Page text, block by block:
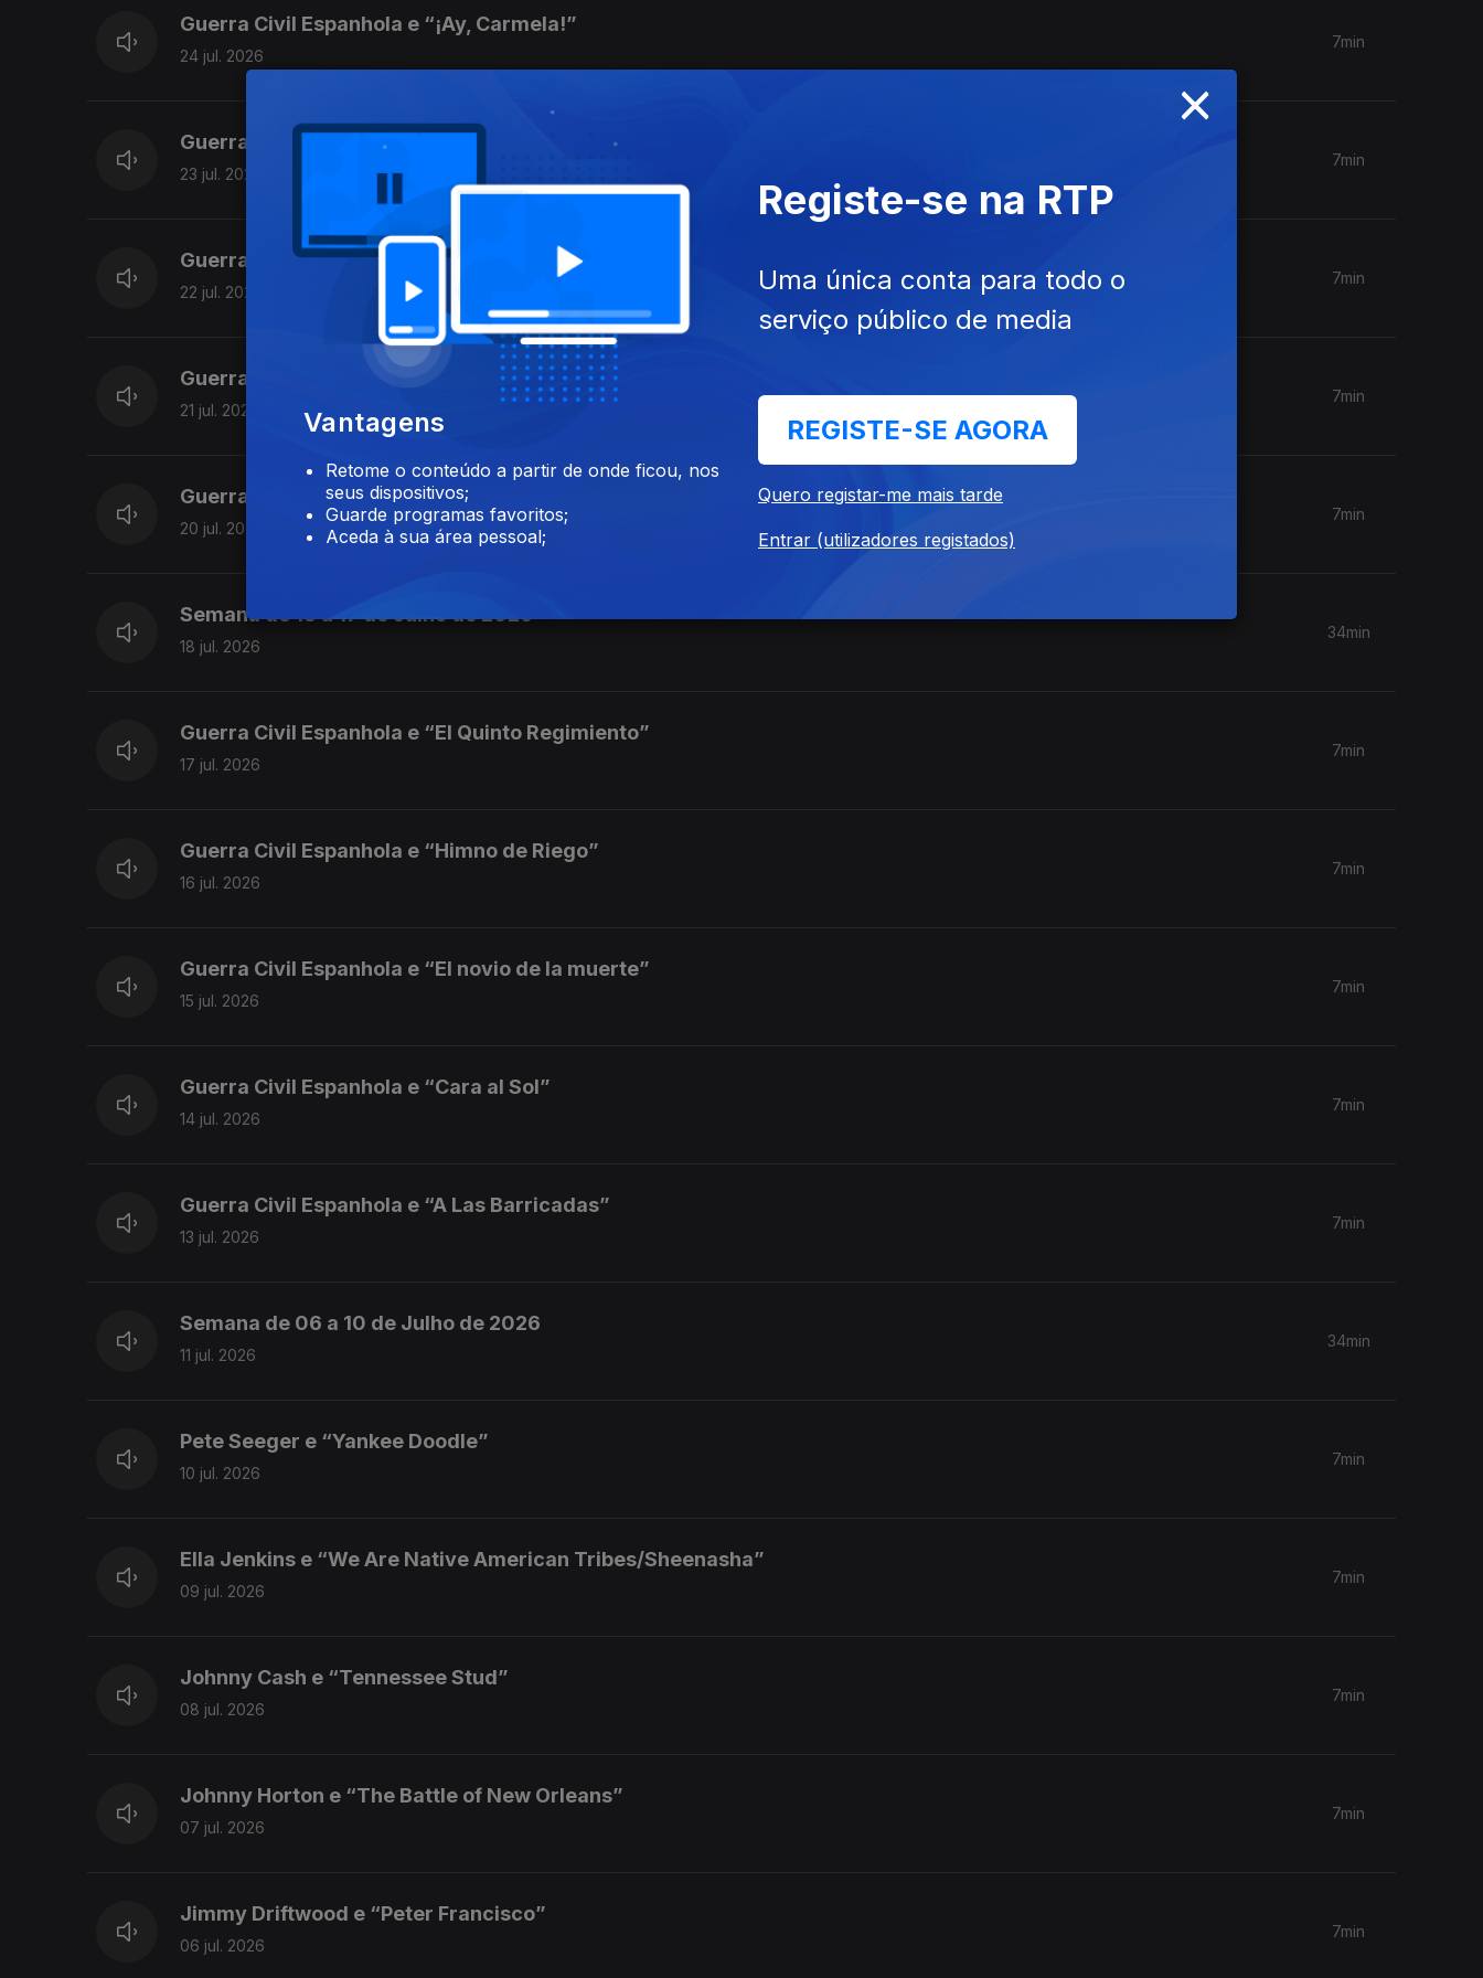
Guerra Civil Espanhola e “¡Ay, Carmela!”
24 jul. 2026
7min
Guerra Civil Espanhola e “La Joven Guardia”
23 jul. 2026
7min
Guerra Civil Espanhola e “Falangista soy”
22 jul. 2026
7min
Guerra Civil Espanhola e “Lied der Internationalen Brigaden”
21 jul. 2026
7min
Guerra Civil Espanhola e “Marcha del Quinto Regimiento”
20 jul. 2026
7min
Semana de 13 a 17 de Julho de 2026
18 jul. 2026
34min
Guerra Civil Espanhola e “El Quinto Regimiento”
17 jul. 2026
7min
Guerra Civil Espanhola e “Himno de Riego”
16 jul. 2026
7min
Guerra Civil Espanhola e “El novio de la muerte”
15 jul. 2026
7min
Guerra Civil Espanhola e “Cara al Sol”
14 jul. 2026
7min
Guerra Civil Espanhola e “A Las Barricadas”
13 jul. 2026
7min
Semana de 06 a 10 de Julho de 2026
11 jul. 2026
34min
Pete Seeger e “Yankee Doodle”
10 jul. 2026
7min
Ella Jenkins e “We Are Native American Tribes/Sheenasha”
09 jul. 2026
7min
Johnny Cash e “Tennessee Stud”
08 jul. 2026
7min
Johnny Horton e “The Battle of New Orleans”
07 jul. 2026
7min
Jimmy Driftwood e “Peter Francisco”
06 jul. 2026
7min
×
Vantagens
Retome o conteúdo a partir de onde ficou, nos
seus dispositivos;
Guarde programas favoritos;
Aceda à sua área pessoal;
Registe-se na RTP
Uma única conta para todo o
serviço público de media
REGISTE-SE AGORA
Quero registar-me mais tarde
Entrar (utilizadores registados)